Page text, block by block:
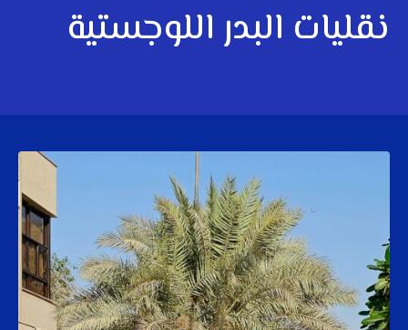
نقليات البدر اللوجستية